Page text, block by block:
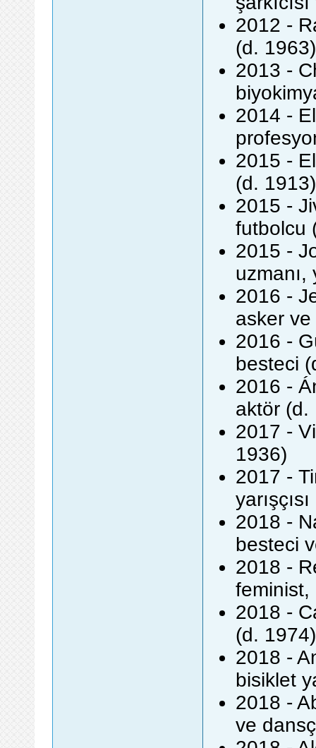
2012 -
(d. 1963)
2013 -
2014 -
2015 -
(d. 1913)
2015 -
futbolcu
2015 -
2016 -
asker
2016 -
besteci
2016 -
aktör (d.
2017 -
1936)
2017 -
2018 -
besteci
2018 -
feminist,
2018 -
(d. 1974)
2018 -
bisiklet
2018 -
ve